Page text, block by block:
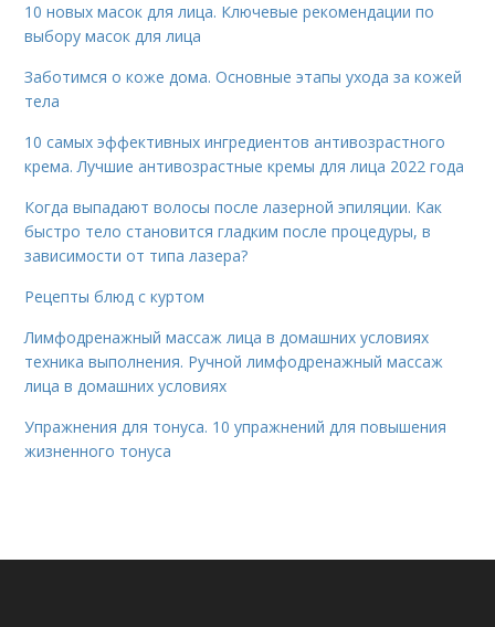
10 новых масок для лица. Ключевые рекомендации по
выбору масок для лица
Заботимся о коже дома. Основные этапы ухода за кожей
тела
10 самых эффективных ингредиентов антивозрастного
крема. Лучшие антивозрастные кремы для лица 2022 года
Когда выпадают волосы после лазерной эпиляции. Как
быстро тело становится гладким после процедуры, в
зависимости от типа лазера?
Рецепты блюд с куртом
Лимфодренажный массаж лица в домашних условиях
техника выполнения. Ручной лимфодренажный массаж
лица в домашних условиях
Упражнения для тонуса. 10 упражнений для повышения
жизненного тонуса